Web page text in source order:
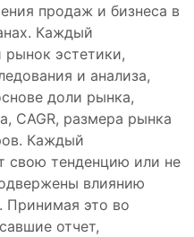
продаж и бизнеса в
Каждый
рынок эстетики,
и анализа,
доли рынка,
CAGR, размера рынка
Каждый
свою тенденцию или не
влиянию
Принимая это во
отчет,